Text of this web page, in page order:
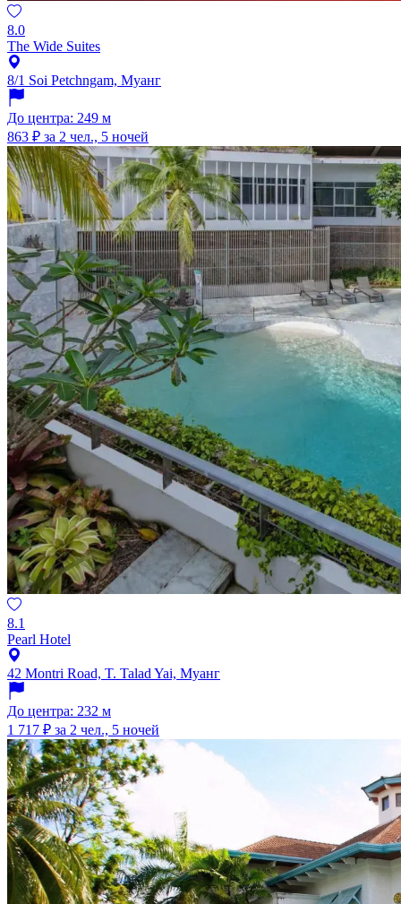
8.0
The Wide Suites
8/1 Soi Petchngam, Муанг
До центра: 249 м
863 ₽ за 2 чел., 5 ночей
8.1
Pearl Hotel
42 Montri Road, T. Talad Yai, Муанг
До центра: 232 м
1 717 ₽ за 2 чел., 5 ночей